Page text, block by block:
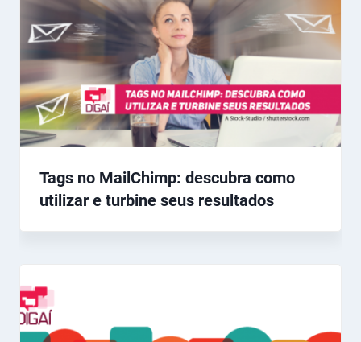
Tags no MailChimp: descubra como
utilizar e turbine seus resultados